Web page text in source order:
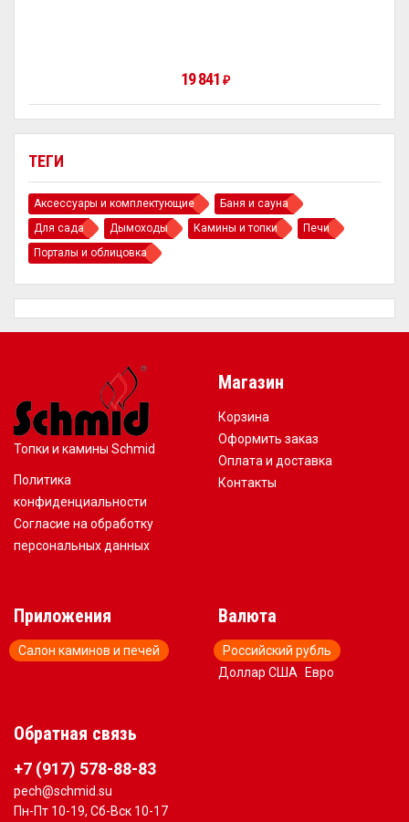
ТЕГИ
Аксессуары и комплектующие
Баня и сауна
Для сада
Дымоходы Камины и топки
Печи
Порталы и облицовка
19 841 ₽
Топки и камины Schmid
Политика
конфиденциальности
Согласие на обработку
персональных данных
Магазин
Корзина
Оформить заказ
Оплата и доставка
Контакты
Приложения
Салон каминов и печей
Валюта
Российский рубль
Доллар США
Евро
Обратная связь
+7 (917) 578-88-83
pech@schmid.su
Пн-Пт 10-19, Сб-Вск 10-17